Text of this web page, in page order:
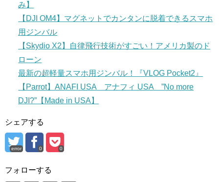
み】
【DJI OM4】マグネットでカンタンに脱着できるスマホ
用ジンバル
【Skydio X2】自律飛行技術がすごい！アメリカ製のド
ローン
最新の超軽量スマホ用ジンバル！『VLOG Pocket2』
【Parrot】ANAFI USA アナフィ USA ”No more
DJI?”【Made in USA】
シェアする
error 0 0
フォローする